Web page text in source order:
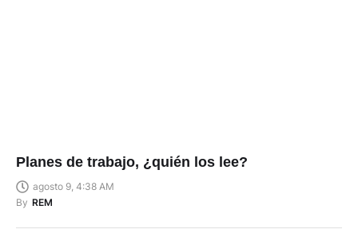
Planes de trabajo, ¿quién los lee?
agosto 9, 4:38 AM
By REM